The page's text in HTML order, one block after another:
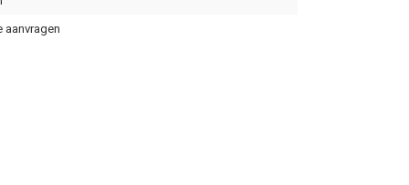
aanvragen